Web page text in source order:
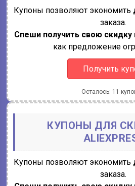
Купоны позволяют экономить
заказа.
Спеши получить свою скидку
как предложение
Получить
Осталось: 11
КУПОНЫ ДЛЯ
Купоны позволяют экономить
заказа.